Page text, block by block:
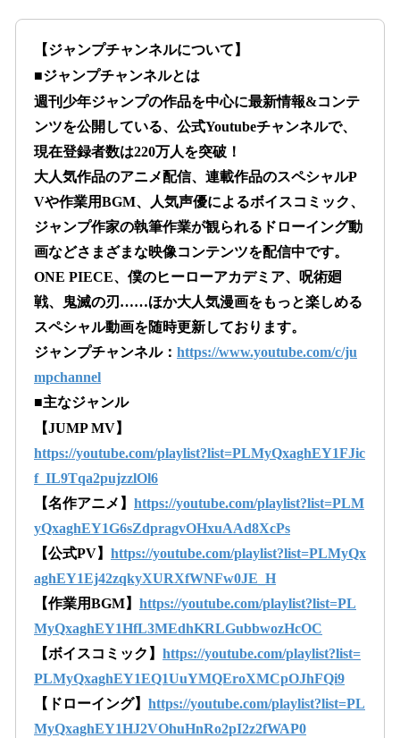
【ジャンプチャンネルについて】
■ジャンプチャンネルとは
週刊少年ジャンプの作品を中心に最新情報&コンテ
ンツを公開している、公式Youtubeチャンネルで、
現在登録者数は220万人を突破！
大人気作品のアニメ配信、連載作品のスペシャルP
Vや作業用BGM、人気声優によるボイスコミック、
ジャンプ作家の執筆作業が観られるドローイング動
画などさまざまな映像コンテンツを配信中です。
ONE PIECE、僕のヒーローアカデミア、呪術廻
戦、鬼滅の刃……ほか大人気漫画をもっと楽しめる
スペシャル動画を随時更新しております。
ジャンプチャンネル： https://www.youtube.com/c/ju
mpchannel
■主なジャンル
【JUMP MV】
https://youtube.com/playlist?list=PLMyQxaghEY1FJic
f_IL9Tqa2pujzzlOl6
【名作アニメ】 https://youtube.com/playlist?list=PLM
yQxaghEY1G6sZdpragvOHxuAAd8XcPs
【公式PV】 https://youtube.com/playlist?list=PLMyQx
aghEY1Ej42zqkyXURXfWNFw0JE_H
【作業用BGM】 https://youtube.com/playlist?list=PL
MyQxaghEY1HfL3MEdhKRLGubbwozHcOC
【ボイスコミック】 https://youtube.com/playlist?list=
PLMyQxaghEY1EQ1UuYMQEroXMCpOJhFQi9
【ドローイング】 https://youtube.com/playlist?list=PL
MyQxaghEY1HJ2VOhuHnRo2pI2z2fWAP0